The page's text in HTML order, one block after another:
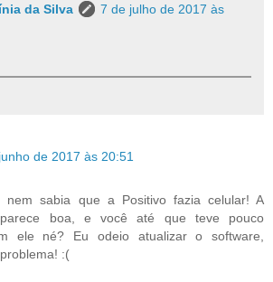
da Silva
7 de julho de 2017 às
de 2017 às 20:51
nem sabia que a Positivo fazia celular! A
boa, e você até que teve pouco
ele né? Eu odeio atualizar o software,
:(